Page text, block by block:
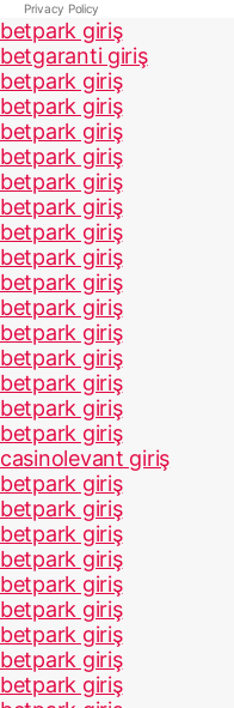
Privacy Policy
betpark giriş
betgaranti giriş
betpark giriş
betpark giriş
betpark giriş
betpark giriş
betpark giriş
betpark giriş
betpark giriş
betpark giriş
betpark giriş
betpark giriş
betpark giriş
betpark giriş
betpark giriş
betpark giriş
betpark giriş
casinolevant giriş
betpark giriş
betpark giriş
betpark giriş
betpark giriş
betpark giriş
betpark giriş
betpark giriş
betpark giriş
betpark giriş